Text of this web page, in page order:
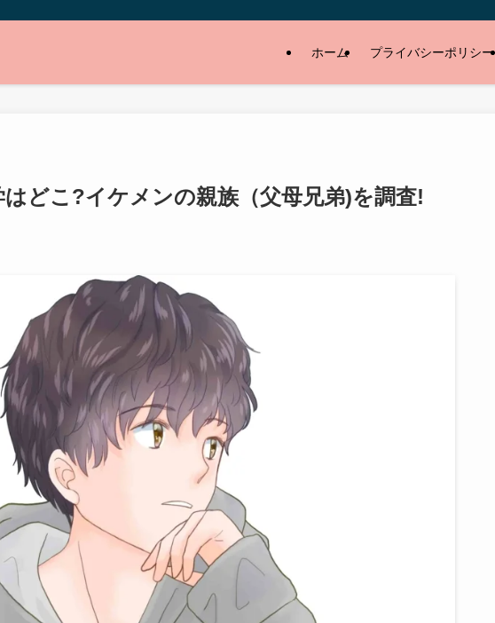
ホーム プライバシーポリシー
どこ?イケメンの親族（父母兄弟)を調査!